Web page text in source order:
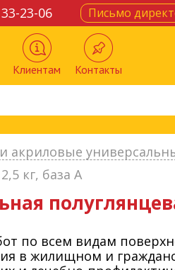
Письмо
23-06
Клиентам Контакты
акриловые
кг, база А
по всем видам
в жилищном и